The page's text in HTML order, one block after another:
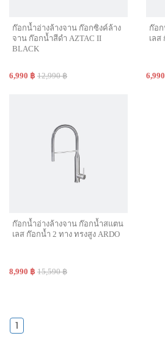
ก๊อกน้ำอ่างล้างจาน ก๊อกซิงค์ล้าง
จาน ก๊อกน้ำสีดำ AZTAC II
BLACK
6,990 ฿ 12,990 ฿
ก๊อ
เลส
ก๊อกน้ำอ่างล้างจาน ก๊อกน้ำสแตน
เลส ก๊อกน้ำ 2 ทาง ทรงสูง ARDO
8,990 ฿ 15,590 ฿
1